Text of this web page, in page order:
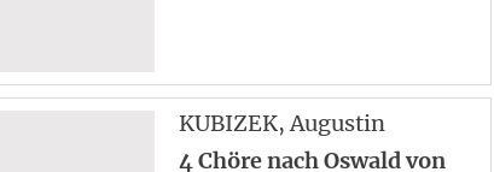
KUBIZEK, Augustin
4 Chöre nach Oswald von